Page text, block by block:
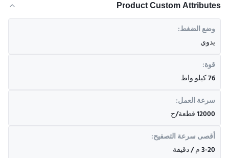
Product Custom Attributes
وضع الضغط:
يدوي
قوة:
76 كيلو واط
سرعة العمل:
12000 قطعة/ح
أقصى سرعة التصفيح:
3-20 م / دقيقة